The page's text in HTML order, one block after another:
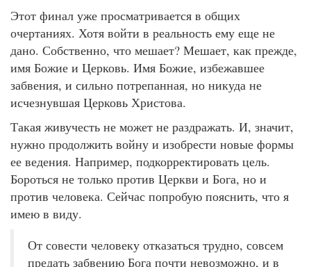
Этот финал уже просматривается в общих
очертаниях. Хотя войти в реальность ему еще не
дано. Собственно, что мешает? Мешает, как прежде,
имя Божие и Церковь. Имя Божие, избежавшее
забвения, и сильно потрепанная, но никуда не
исчезнувшая Церковь Христова.
Такая живучесть не может не раздражать. И, значит,
нужно продолжить войну и изобрести новые формы
ее ведения. Например, подкорректировать цель.
Бороться не только против Церкви и Бога, но и
против человека. Сейчас попробую пояснить, что я
имею в виду.
От совести человеку отказаться трудно, совсем
предать забвению Бога почти невозможно, и в